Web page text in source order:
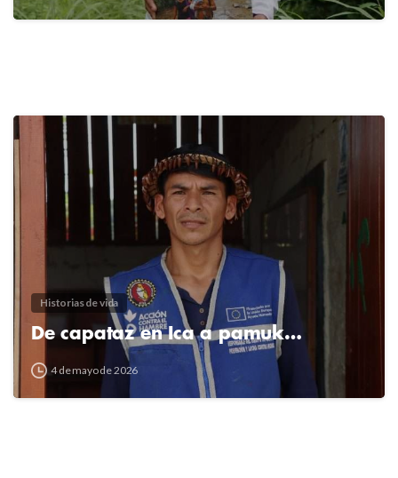
Historias de vida
De capataz en Ica a pamuk…
4 de mayo de 2026